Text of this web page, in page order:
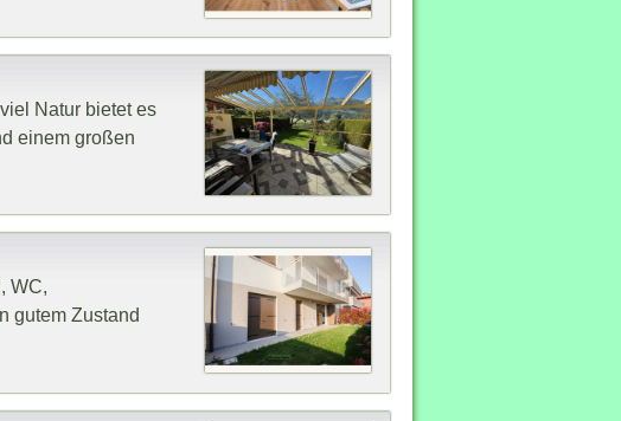
Natur bietet es
einem großen
WC,
gutem Zustand